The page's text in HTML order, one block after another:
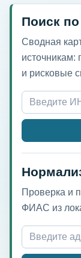
Поиск
Сводная
источникам:
и рисковые
Проверка и
ФИАС из